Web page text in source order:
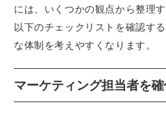
には、いくつかの観点から整理
以下のチェックリストを確認す
な体制を考えやすくなります。
マーケティング担当者を